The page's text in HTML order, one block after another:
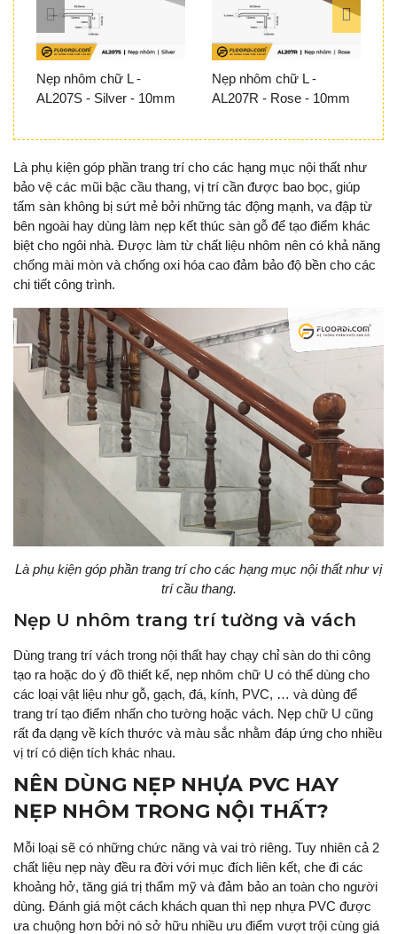
Nẹp nhôm chữ L -
AL207S - Silver - 10mm
Nẹp nhôm chữ L -
AL207R - Rose - 10mm
Là phụ kiện góp phần trang trí cho các hạng mục nội thất như
bảo vệ các mũi bậc cầu thang, vị trí cần được bao bọc, giúp
tấm sàn không bị sứt mẻ bởi những tác động mạnh, va đập từ
bên ngoài hay dùng làm nẹp kết thúc sàn gỗ để tạo điểm khác
biệt cho ngôi nhà. Được làm từ chất liệu nhôm nên có khả năng
chống mài mòn và chống oxi hóa cao đảm bảo độ bền cho các
chi tiết công trình.
Là phụ kiện góp phần trang trí cho các hạng mục nội thất như vị
trí cầu thang.
Nẹp U nhôm trang trí tường và vách
Dùng trang trí vách trong nội thất hay chạy chỉ sàn do thi công
tạo ra hoặc do ý đồ thiết kế, nẹp nhôm chữ U có thể dùng cho
các loại vật liệu như gỗ, gạch, đá, kính, PVC, … và dùng để
trang trí tạo điểm nhấn cho tường hoặc vách. Nẹp chữ U cũng
rất đa dạng về kích thước và màu sắc nhằm đáp ứng cho nhiều
vị trí có diện tích khác nhau.
NÊN DÙNG NẸP NHỰA PVC HAY
NẸP NHÔM TRONG NỘI THẤT?
Mỗi loại sẽ có những chức năng và vai trò riêng. Tuy nhiên cả 2
chất liệu nẹp này đều ra đời với mục đích liên kết, che đi các
khoảng hở, tăng giá trị thẩm mỹ và đảm bảo an toàn cho người
dùng. Đánh giá một cách khách quan thì nẹp nhựa PVC được
ưa chuộng hơn bởi nó sở hữu nhiều ưu điểm vượt trội cùng giá